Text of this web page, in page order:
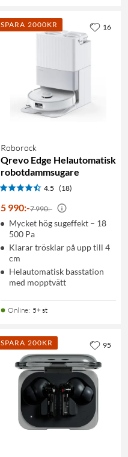
SPARA 2000KR
Roborock
Qrevo Edge Helautomatisk
robotdammsugare
4.5 (18)
5 990:-7 990:-
Mycket hög sugeffekt – 18
500 Pa
Klarar trösklar på upp till 4
cm
Helautomatisk basstation
med mopptvätt
Online: 5+ st
16
SPARA 200KR 95